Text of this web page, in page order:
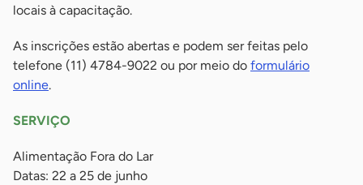
locais à capacitação.
As inscrições estão abertas e podem ser feitas pelo
telefone (11) 4784-9022 ou por meio do formulário
online.
SERVIÇO
Alimentação Fora do Lar
Datas: 22 a 25 de junho